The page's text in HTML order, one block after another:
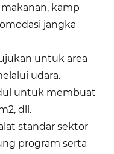
kamp
jangka
untuk area
udara.
untuk membuat
dll.
standar sektor
program serta